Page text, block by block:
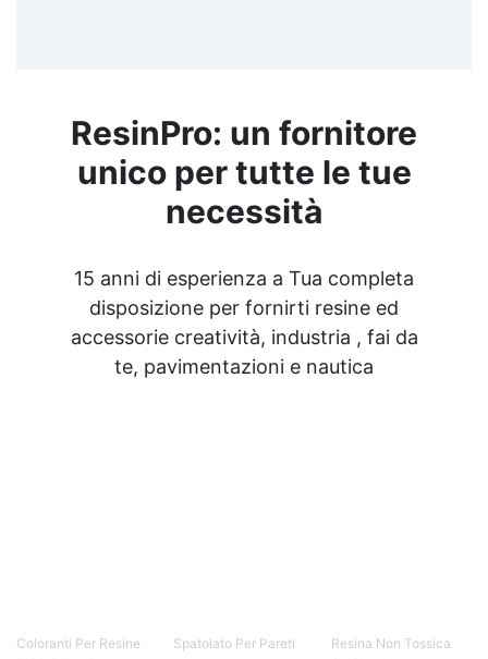
ResinPro: un fornitore
unico per tutte le tue
necessità
15 anni di esperienza a Tua completa
disposizione per fornirti resine ed
accessorie creatività, industria , fai da
te, pavimentazioni e nautica
Coloranti Per Resine
Spatolato Per Pareti
Resina Non Tossica